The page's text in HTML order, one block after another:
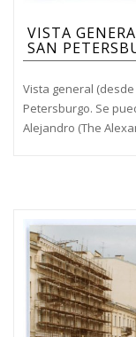
VISTA
SAN
Vista general
Petersburgo. Se
Alejandro (The